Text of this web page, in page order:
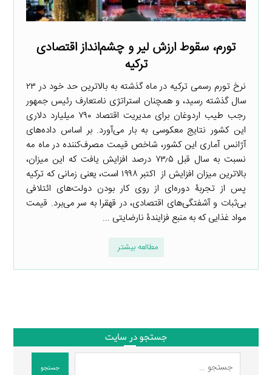
تورم، سقوط ارزش لیر و چشم‌انداز اقتصادی
ترکیه
نرخ تورم رسمی ترکیه در ماه گذشته به بالاترین حد خود در ۲۳
سال گذشته رسید، و همچنان استراتژی نامتعارف رئیس جمهور
رجب طیب اردوغان برای مدیریت اقتصاد ۷۹۰ میلیارد دلاری
این کشور نتایج معکوسی به بار می‌آورد. بر اساس داده‌های
آژانس آماری این کشور، شاخص قیمت مصرف‌کننده در ماه مه
نسبت به سال قبل ۷۳٫۵ درصد افزایش یافت که این میزان،
بالاترین میزان افزایش از اکتبر ۱۹۹۸ است، یعنی زمانی که ترکیه
پس از تجربۀ دوره‌ای از روی کار بودن دولت‌های ائتلافی
بی‌ثبات و آشفتگی‌های اقتصادی، در قهقرا به سر می‌برد. قیمت
مواد غذایی که به منبع فزایندۀ نارضایتی ...
مطالعه بیشتر
جستجو در سایت
جستجو